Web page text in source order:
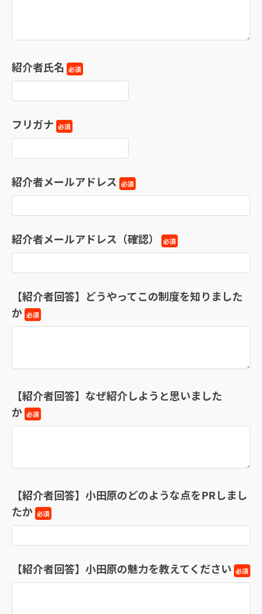
紹介者氏名 必須
フリガナ 必須
紹介者メールアドレス 必須
紹介者メールアドレス（確認） 必須
【紹介者回答】どうやってこの制度を知りました
か 必須
【紹介者回答】なぜ紹介しようと思いました
か 必須
【紹介者回答】小田原のどのような点をPRしまし
たか 必須
【紹介者回答】小田原の魅力を教えてください 必須